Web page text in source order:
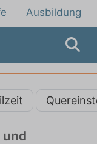
Ausbildung